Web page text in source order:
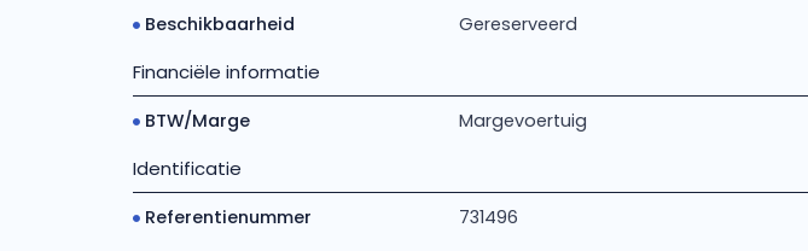
Beschikbaarheid
Gereserveerd
Financiële informatie
BTW/Marge Margevoertuig
Identificatie
Referentienummer 731496